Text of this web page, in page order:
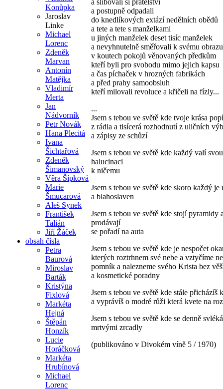
Konůpka
Jaroslav
Linke
Michael
Lorenc
Zdeněk
Marvan
Antonín
Matějka
Vladimír
Merta
Jan
Nádvorník
Petr Novák
Hana Plecitá
Ivana
Šichtařová
Zdeněk
Šimanovský
Věra Šípková
Marie
Šmucarová
Aleš Synek
František
Talián
Jiří Žáček
obsah čísla
Petra
Baurová
Miroslav
Barták
Kristýna
Fixlová
Markéta
Hejná
Štěpán
Honzík
Lucie
Horáčková
Markéta
Hrubínová
Michael
Lorenc
a slibovali si přátelství
a postupně odpadali
do knedlíkových extází nedělních obědů
a tete a tete s manželkami
u jiných manželek deset tisíc manželek
a nevyhnutelně směřovali k svému obrazu
v koutech pokojů věnovaných předkům
kteří byli pro svobodu mimo jejich kapsu
a čas píchaček v hrozných fabrikách
a před prahy samoobsluh
kteří milovali revoluce a křičeli na fízly...
...
Jsem s tebou ve světě kde tvoje krása
z rádia a tisícerá rozhodnutí z uličních
a zápisy ze schůzí
Jsem s tebou ve světě kde každý valí svou
halucinaci
k ničemu
Jsem s tebou ve světě kde skoro každý je
a blahoslaven
Jsem s tebou ve světě kde stojí pyramidy
prodávají
se pořadí na auta
Jsem s tebou ve světě kde je nespočet
kterých roztrhnem své nebe a vztyčíme
pomník a nalezneme svého Krista bez
a kosmetické poradny
Jsem s tebou ve světě kde stále přicházíš
a vyprávíš o modré růži která kvete na
Jsem s tebou ve světě kde se denně
mrtvými zrcadly
(publikováno v Divokém víně 5 / 1970)